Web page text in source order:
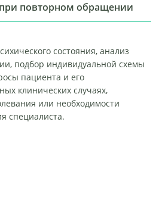
повторном обращении
состояния, анализ
подбор индивидуальной схемы
пациента и его
клинических случаях,
или необходимости
специалиста.